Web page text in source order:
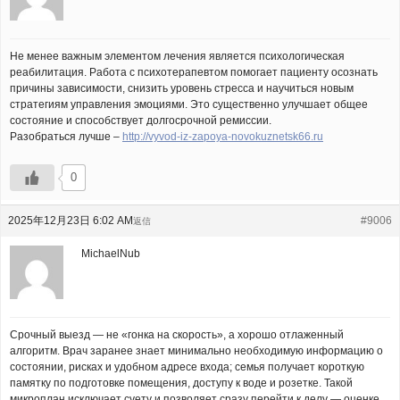
Не менее важным элементом лечения является психологическая
реабилитация. Работа с психотерапевтом помогает пациенту осознать
причины зависимости, снизить уровень стресса и научиться новым
стратегиям управления эмоциями. Это существенно улучшает общее
состояние и способствует долгосрочной ремиссии.
Разобраться лучше – http://vyvod-iz-zapoya-novokuznetsk66.ru
0
2025年12月23日 6:02 AM #9006
返信
MichaelNub
Срочный выезд — не «гонка на скорость», а хорошо отлаженный
алгоритм. Врач заранее знает минимально необходимую информацию о
состоянии, рисках и удобном адресе входа; семья получает короткую
памятку по подготовке помещения, доступу к воде и розетке. Такой